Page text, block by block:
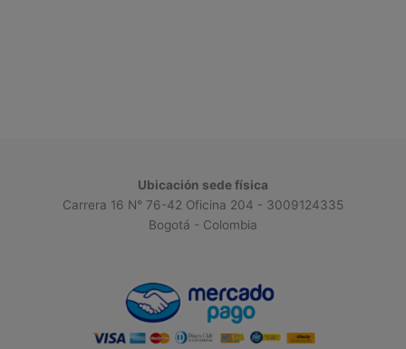
Ubicación sede física
Carrera 16 N° 76-42 Oficina 204 - 3009124335
Bogotá - Colombia